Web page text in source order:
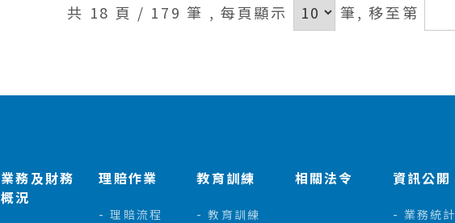
共 18 頁 / 179 筆 , 每頁顯示 筆,移至第
業務及財務
概況
理賠作業
理賠流程
教育訓練
教育訓練
相關法令 資訊公開
業務統計